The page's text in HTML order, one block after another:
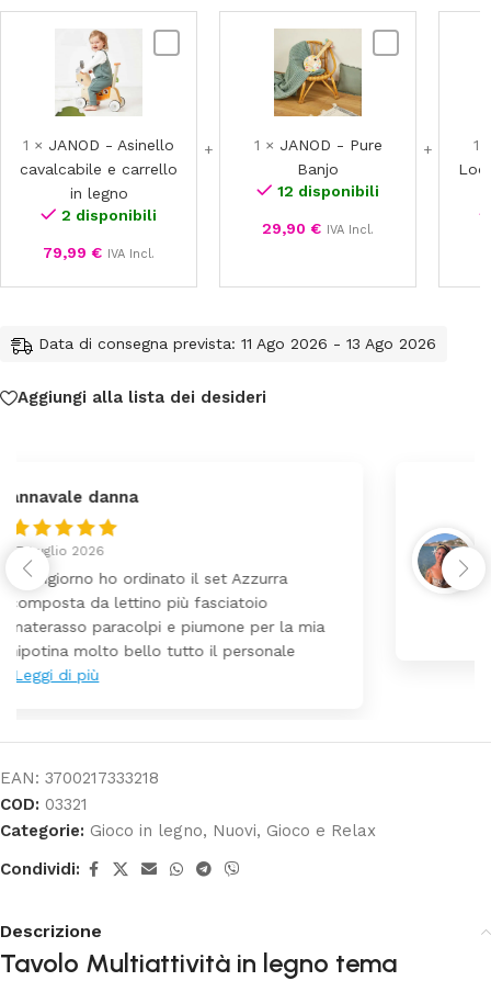
e
carrello
legno
1 × JANOD - Asinello
cavalcabile e carrello
in legno
2 disponibili
79,99 € IVA Incl.
1 × JANOD - Pure
Banjo
12 disponibili
29,90 € IVA Incl.
1
Data di consegna prevista: 11 Ago 2026 - 13 Ago 2026
Aggiungi alla lista dei desideri
federica
Tutti perfetto! Ho ordinato un lettino che é
arrivato ben imballato dopo pochi giorni.
Prezzo ottimi rispetto la concorrenza
EAN: 3700217333218
COD: 03321
Categorie: Gioco in legno, Nuovi, Gioco e Relax
Condividi:
Descrizione
Tavolo Multiattività in legno tema